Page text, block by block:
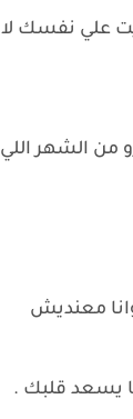
علي نفسك لا
من الشهر اللي
معنديش
يسعد قلبك .